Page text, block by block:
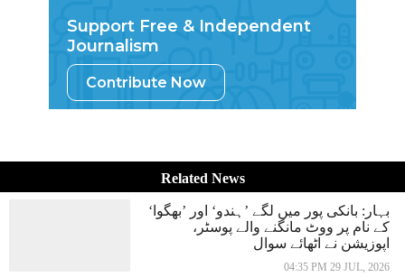
Support Free & Independent
Journalism
Contribute Now
Related News
بہار: بانکی پور میں لگے ’ہندو‘ اور ’بھگوا‘
کے نام پر ووٹ مانگنے والے پوسٹر،
اپوزیشن نے اٹھائے سوال
04:35 PM 29 JUL, 2026